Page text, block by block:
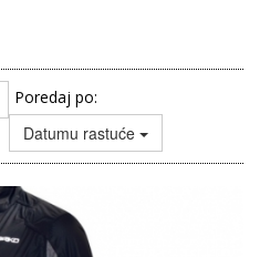
Poredaj po:
Datumu rastuće